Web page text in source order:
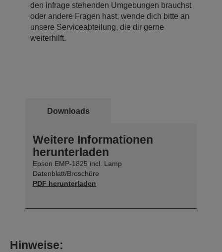
den infrage stehenden Umgebungen brauchst
oder andere Fragen hast, wende dich bitte an
unsere Serviceabteilung, die dir gerne
weiterhilft.
Downloads
Weitere Informationen
herunterladen
Epson EMP-1825 incl. Lamp
Datenblatt/Broschüre
PDF herunterladen
Hinweise: